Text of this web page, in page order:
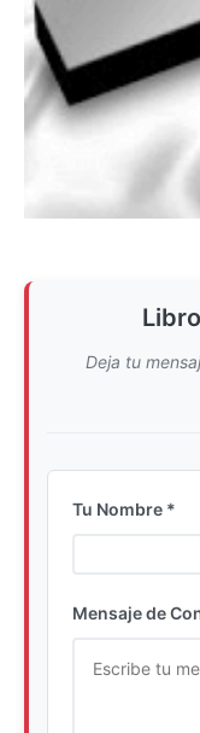
Deja tu
Tu Nombre *
Mensaje de